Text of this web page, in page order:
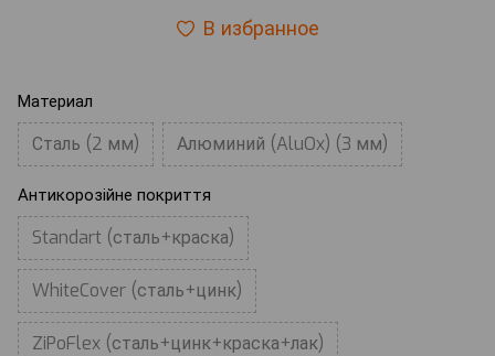
В избранное
Материал
Сталь (2 мм) Алюминий (AluOx) (3 мм)
Антикорозійне покриття
Standart (сталь+краска)
WhiteCover (сталь+цинк)
ZiPoFlex (сталь+цинк+краска+лак)